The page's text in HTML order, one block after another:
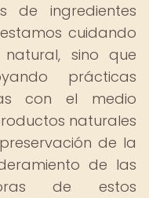
de ingredientes
cuidando
sino que
prácticas
con el medio
naturales
de la
de las
de estos